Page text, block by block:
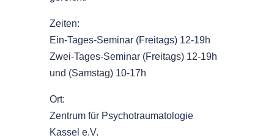
Zeiten:
Ein-Tages-Seminar (Freitags) 12-19h
Zwei-Tages-Seminar (Freitags) 12-19h
und (Samstag) 10-17h
Ort:
Zentrum für Psychotraumatologie
Kassel e.V.